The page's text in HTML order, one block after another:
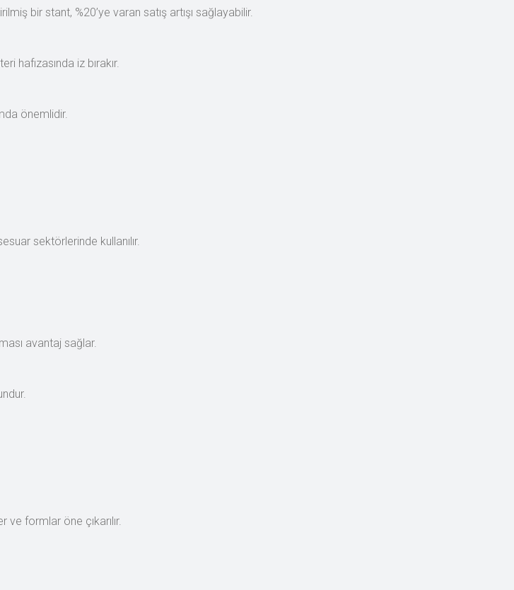
bir stant, %20’ye varan satış artışı sağlayabilir.
hafızasında iz bırakır.
önemlidir.
sektörlerinde kullanılır.
avantaj sağlar.
formlar öne çıkarılır.